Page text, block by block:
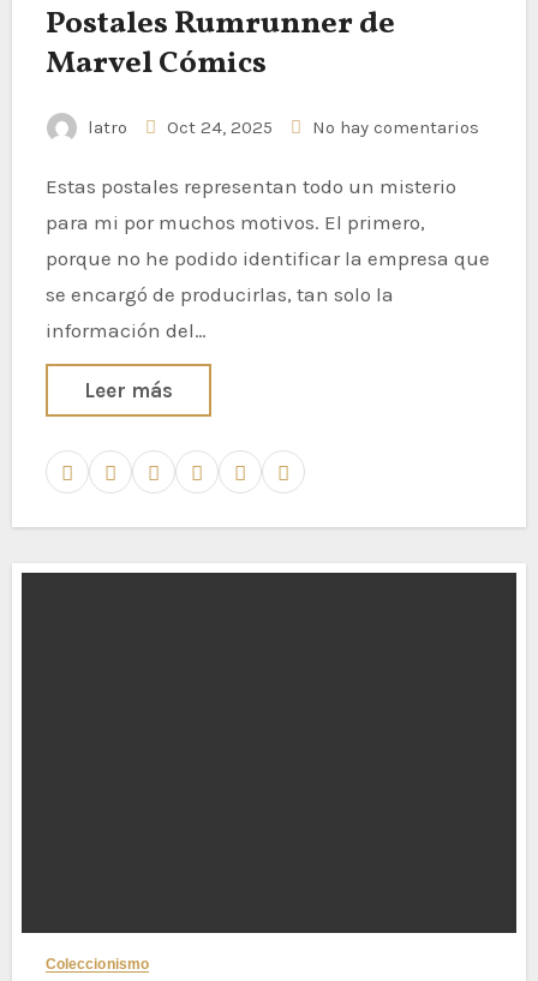
Postales Rumrunner de
Marvel Cómics
latro Oct 24, 2025 No hay comentarios
Estas postales representan todo un misterio
para mi por muchos motivos. El primero,
porque no he podido identificar la empresa que
se encargó de producirlas, tan solo la
información del…
Leer más
Coleccionismo